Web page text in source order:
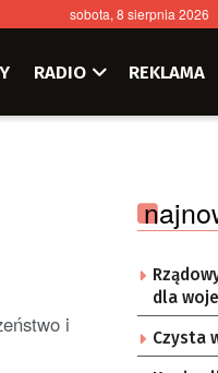
sobota, 8 sierpnia 2026
RADIO REKLAMA
i
dla
Czysta